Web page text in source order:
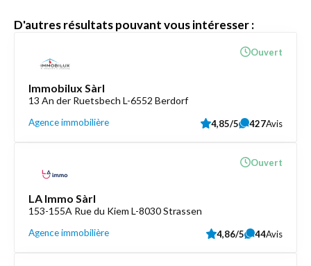
D'autres résultats pouvant vous intéresser :
Immobilux Sàrl
13 An der Ruetsbech L-6552 Berdorf
Agence immobilière
Ouvert
4,85/5 427Avis
LA Immo Sàrl
153-155A Rue du Kiem L-8030 Strassen
Agence immobilière
Ouvert
4,86/5 44Avis